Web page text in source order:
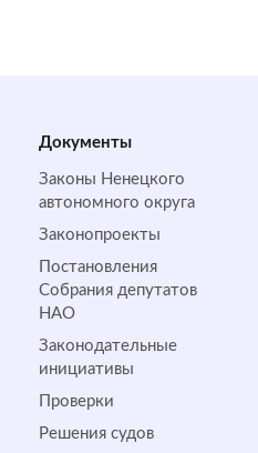
Документы
Законы Ненецкого
автономного округа
Законопроекты
Постановления
Собрания депутатов
НАО
Законодательные
инициативы
Проверки
Решения судов